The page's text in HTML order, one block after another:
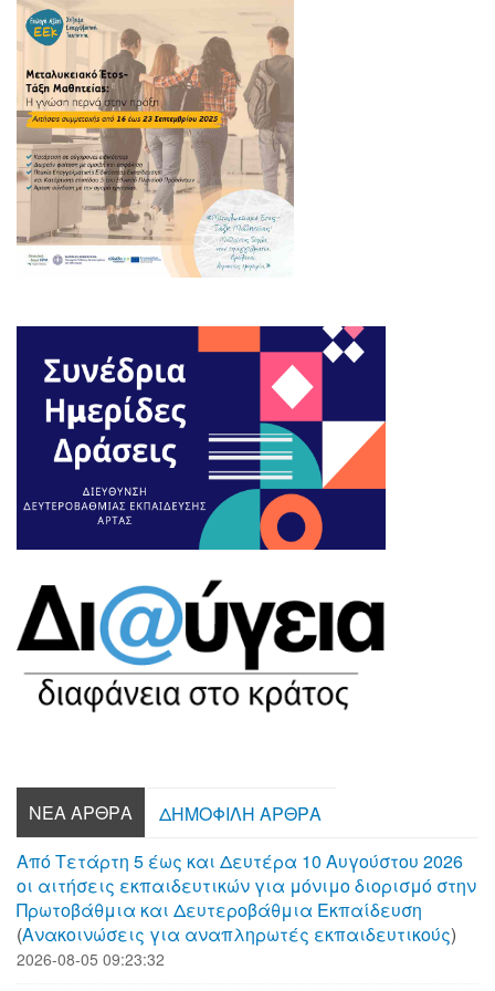
ΝΈΑ ΆΡΘΡΑ
ΔΗΜΟΦΙΛΉ ΆΡΘΡΑ
Από Τετάρτη 5 έως και Δευτέρα 10 Αυγούστου 2026
οι αιτήσεις εκπαιδευτικών για μόνιμο διορισμό στην
Πρωτοβάθμια και Δευτεροβάθμια Εκπαίδευση
(Aνακοινώσεις για αναπληρωτές εκπαιδευτικούς)
2026-08-05 09:23:32